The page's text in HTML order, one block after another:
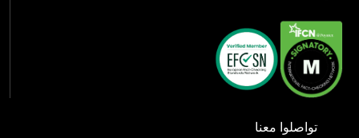
تواصلوا معنا